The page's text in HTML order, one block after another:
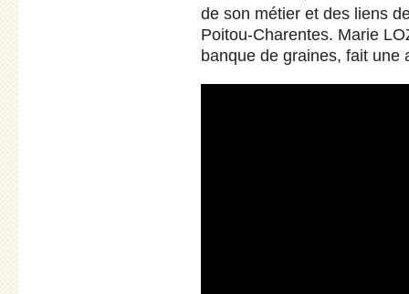
de son métier et des liens
Poitou-Charentes. Marie
banque de graines, fait une